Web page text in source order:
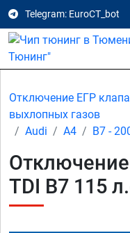
Telegram: EuroCT_bot
Отключение ЕГР
выхлопных газов
Audi
A4 B7 -
TDI B7 115